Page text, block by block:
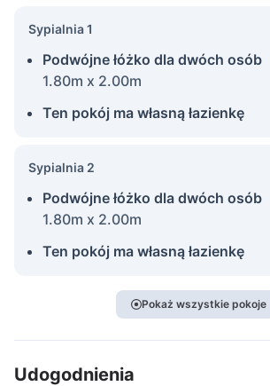
Sypialnia 1
Podwójne łóżko dla dwóch osób
1.80m x 2.00m
Ten pokój ma własną łazienkę
Sypialnia 2
Podwójne łóżko dla dwóch osób
1.80m x 2.00m
Ten pokój ma własną łazienkę
Pokaż wszystkie pokoje
Udogodnienia